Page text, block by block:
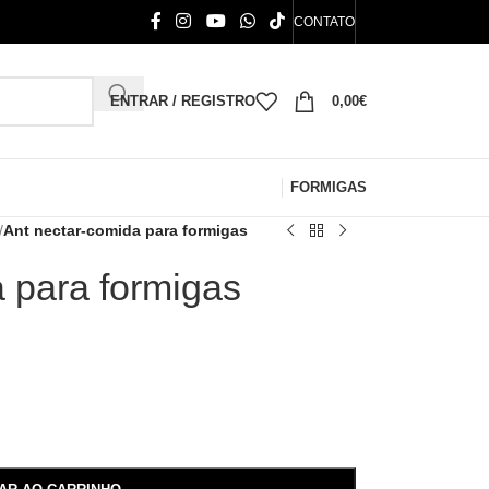
CONTATO
ENTRAR / REGISTRO 0,00€
FORMIGAS
Ant nectar-comida para formigas
para formigas